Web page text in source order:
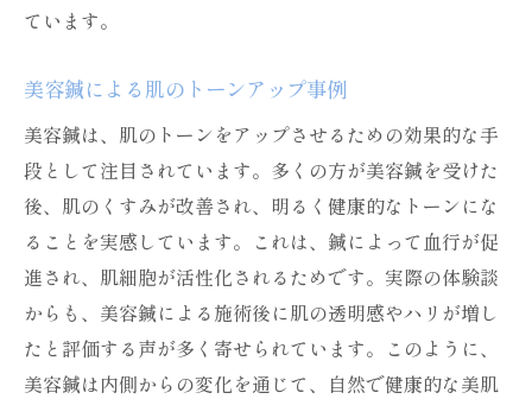
ています。
美容鍼による肌のトーンアップ事例
美容鍼は、肌のトーンをアップさせるための効果的な手
段として注目されています。多くの方が美容鍼を受けた
後、肌のくすみが改善され、明るく健康的なトーンにな
ることを実感しています。これは、鍼によって血行が促
進され、肌細胞が活性化されるためです。実際の体験談
からも、美容鍼による施術後に肌の透明感やハリが増し
たと評価する声が多く寄せられています。このように、
美容鍼は内側からの変化を通じて、自然で健康的な美肌